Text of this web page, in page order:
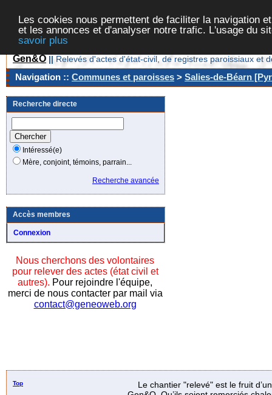
Les cookies nous permettent de faciliter la navigation
et les annonces et d'analyser notre trafic. L'usage du
savoir plus
Gen&O || Relevés d'actes d'état-civil, de registres paroissiaux et
Navigation :: Communes et paroisses > Salies-de-Béarn
Recherche directe
Intéressé(e)
Mère, conjoint, témoins, parrain...
Recherche avancée
Accès membres
Connexion
Nous cherchons des volontaires
pour relever des actes (état civil et
autres). Pour rejoindre l'équipe,
merci de nous contacter par mail via
contact@geneoweb.org
Top
Le chantier "relevé" est le fruit